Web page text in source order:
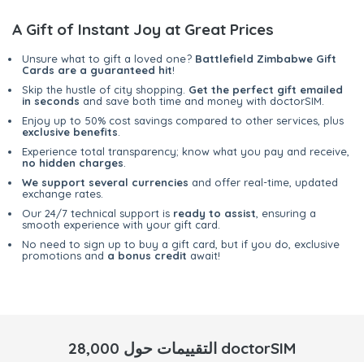
A Gift of Instant Joy at Great Prices
Unsure what to gift a loved one? Battlefield Zimbabwe Gift
Cards are a guaranteed hit!
Skip the hustle of city shopping. Get the perfect gift emailed
in seconds and save both time and money with doctorSIM.
Enjoy up to 50% cost savings compared to other services, plus
exclusive benefits
Experience total transparency; know what you pay and receive,
no hidden charges
We support several currencies and offer real-time, updated
exchange rates.
Our 24/7 technical support is ready to assist , ensuring a
smooth experience with your gift card.
No need to sign up to buy a gift card, but if you do, exclusive
promotions and a bonus credit await!
28,000 التقييمات حول doctorSIM